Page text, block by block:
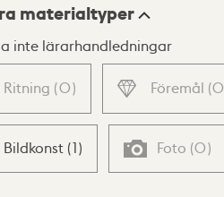
Karta
materialtyper
inte lärarhandledningar
Ritning (0) Föremål (0
Bildkonst (1) Foto (0)